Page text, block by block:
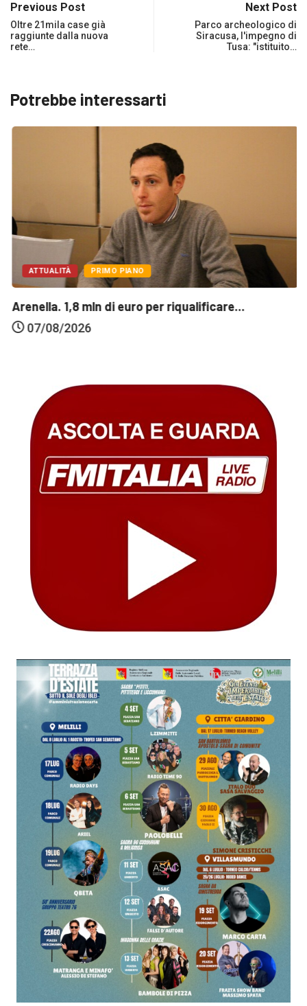
Previous Post
Oltre 21mila case già
raggiunte dalla nuova
rete…
Next Post
Parco archeologico di
Siracusa, l'impegno di
Tusa: "istituito…
Potrebbe interessarti
ATTUALITÀ PRIMO PIANO
Arenella. 1,8 mln di euro per riqualificare...
07/08/2026